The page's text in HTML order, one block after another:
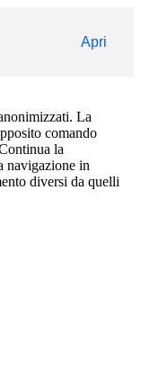
Apri
La
comando
la
navigazione in
diversi da quelli